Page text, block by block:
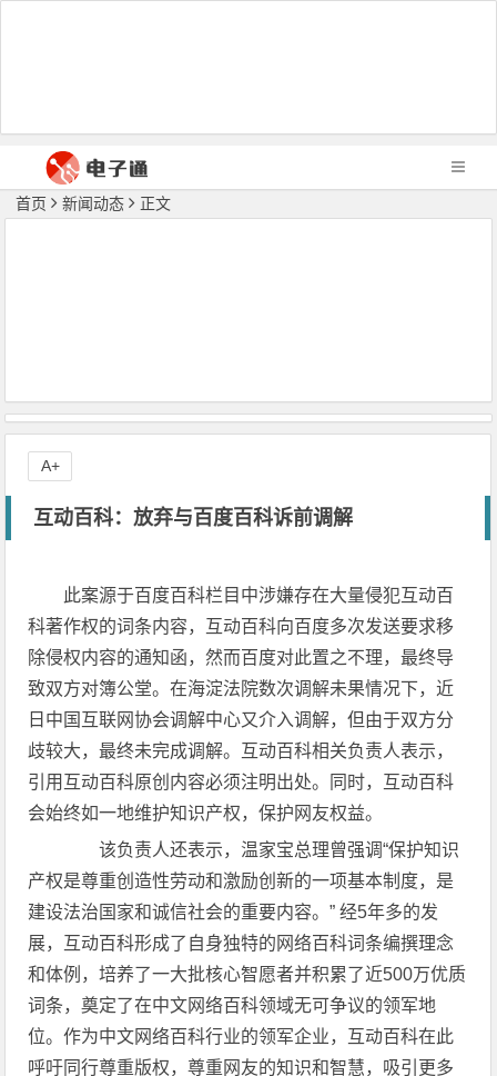
首页 新闻动态 正文
互动百科：放弃与百度百科诉前调解
此案源于百度百科栏目中涉嫌存在大量侵犯互动百
科著作权的词条内容，互动百科向百度多次发送要求移
除侵权内容的通知函，然而百度对此置之不理，最终导
致双方对簿公堂。在海淀法院数次调解未果情况下，近
日中国互联网协会调解中心又介入调解，但由于双方分
歧较大，最终未完成调解。互动百科相关负责人表示，
引用互动百科原创内容必须注明出处。同时，互动百科
会始终如一地维护知识产权，保护网友权益。
该负责人还表示，温家宝总理曾强调“保护知识
产权是尊重创造性劳动和激励创新的一项基本制度，是
建设法治国家和诚信社会的重要内容。” 经5年多的发
展，互动百科形成了自身独特的网络百科词条编撰理念
和体例，培养了一大批核心智愿者并积累了近500万优质
词条，奠定了在中文网络百科领域无可争议的领军地
位。作为中文网络百科行业的领军企业，互动百科在此
呼吁同行尊重版权，尊重网友的知识和智慧，吸引更多
A+